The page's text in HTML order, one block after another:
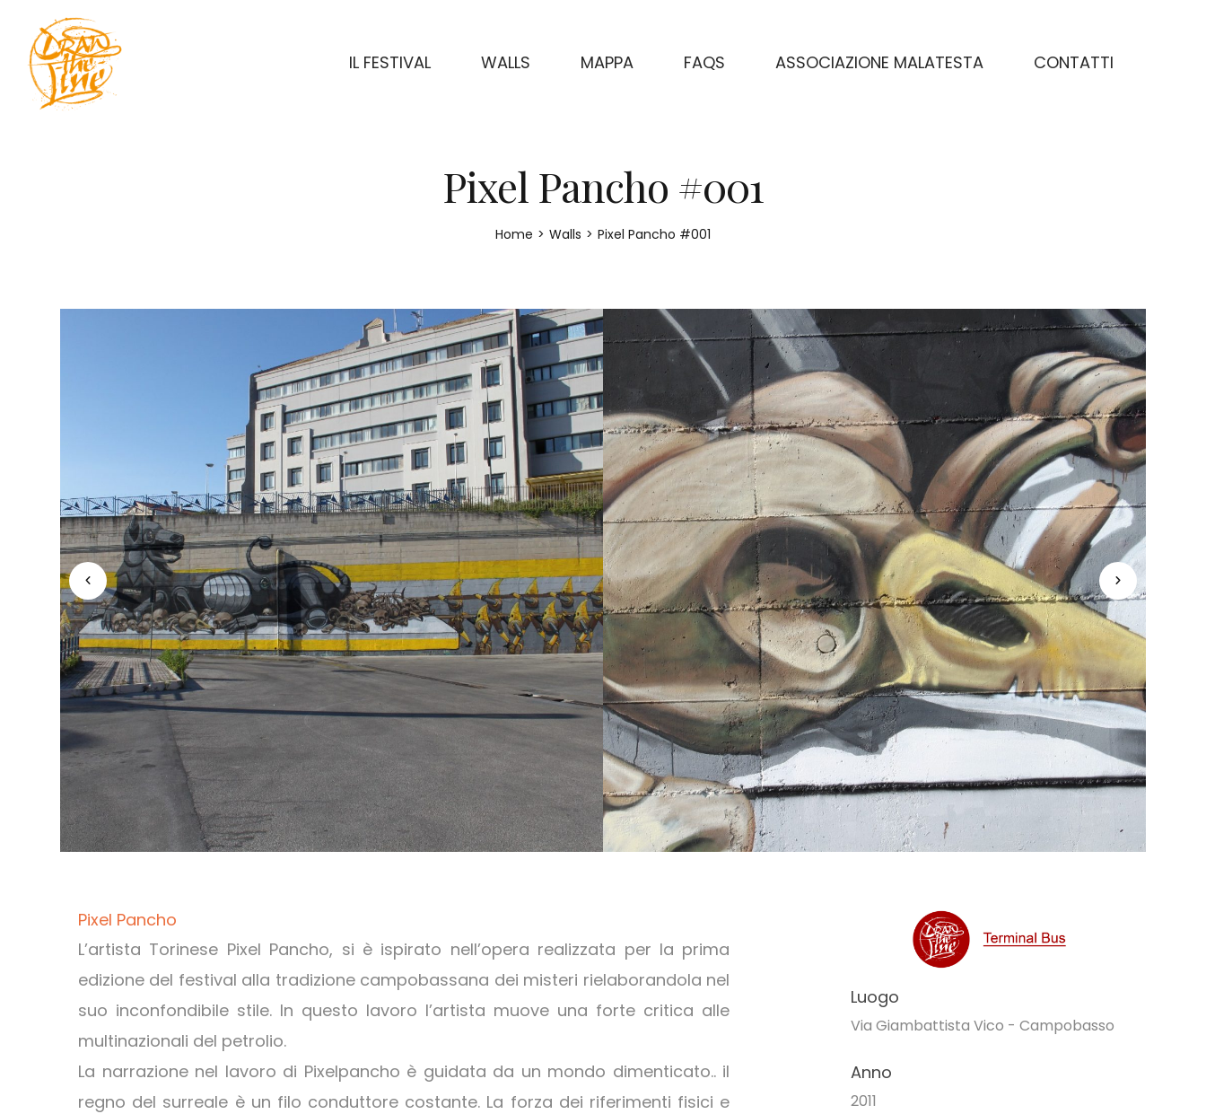
IL FESTIVAL WALLS MAPPA FAQS ASSOCIAZIONE MALATESTA CONTATTI
Pixel Pancho #001
Home > Walls > Pixel Pancho #001
Pixel Pancho
L’artista Torinese Pixel Pancho, si è ispirato nell’opera realizzata per la prima
edizione del festival alla tradizione campobassana dei misteri rielaborandola nel
suo inconfondibile stile. In questo lavoro l’artista muove una forte critica alle
multinazionali del petrolio.
La narrazione nel lavoro di Pixelpancho è guidata da un mondo dimenticato.. il
regno del surreale è un filo conduttore costante. La forza dei riferimenti fisici e
Luogo
Via Giambattista Vico - Campobasso
Anno
2011